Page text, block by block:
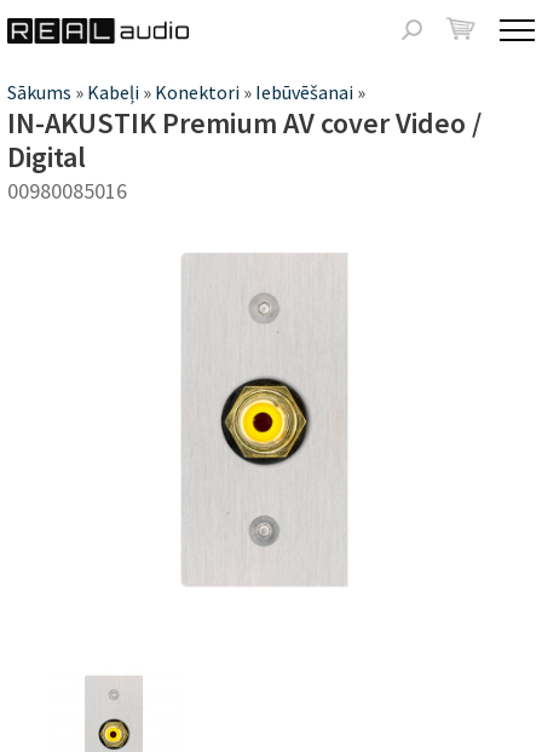
Meklēšanas
Jūs
atrodaties
šeit
Sākums » Kabeļi » Konektori » Iebūvēšanai »
IN-AKUSTIK Premium AV cover Video /
Digital
00980085016